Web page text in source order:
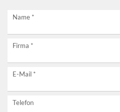
Jetzt
unverbindlich
anfragen!
Name *
Firma *
E-Mail *
Telefon